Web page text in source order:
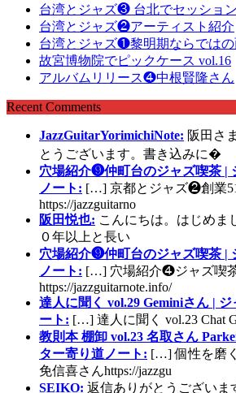
台湾とジャズ❸ 台北でセッション
台湾とジャズ❷アーティスト紹介
台湾とジャズ❶黎明期ならではの
故宮博物院でピックケース vol.16
アルバムリリース❹中根賢隆さん
Recent Comments
JazzGuitarYorimichiNote: 阪田さ
とうございます。書き込みに�
穴場紹介❾仲町台のジャズ喫茶 |
ノート: […] 京都とジャズ❷創業
https://jazzguitarno
阪田悦也: こんにちは。はじめま
０年以上と長い
穴場紹介❾仲町台のジャズ喫茶 |
ノート: […] 穴場紹介❹ジャズ喫
https://jazzguitarnote.info/
達人に聞く vol.29 Geminiさん |
ート: […] 達人に聞く vol.23 Chat
教則本 棚卸 vol.23 名取さん
ター寄り道ノート: […] 個性を磨
免信喜さんhttps://jazzgu
SEIKO: 返信ありがとうございま